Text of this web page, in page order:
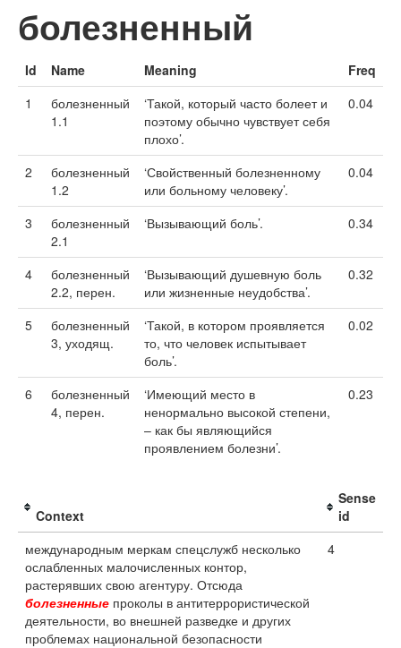
болезненный
Id Name Meaning
Freq
1
болезненный
1.1
‘Такой, который часто болеет и
поэтому обычно чувствует себя
плохо’.
0.04
2
болезненный
1.2
‘Свойственный болезненному
или больному человеку’.
0.04
3
болезненный
2.1
‘Вызывающий боль’. 0.34
4
болезненный
2.2, перен.
‘Вызывающий душевную боль
или жизненные неудобства’.
0.32
5
болезненный
3, уходящ.
‘Такой, в котором проявляется
то, что человек испытывает
боль’.
0.02
6
болезненный
4, перен.
‘Имеющий место в
ненормально высокой степени,
– как бы являющийся
проявлением болезни’.
0.23
Context
Sense
id
международным меркам спецслужб несколько
ослабленных малочисленных контор,
растерявших свою агентуру. Отсюда
болезненные проколы в антитеррористической
деятельности, во внешней разведке и других
проблемах национальной безопасности
4